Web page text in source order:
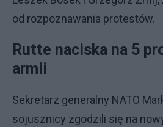
od rozpoznawania protestów.
Rutte naciska na 5
armii
Sekretarz generalny NATO
sojusznicy zgodzili się na